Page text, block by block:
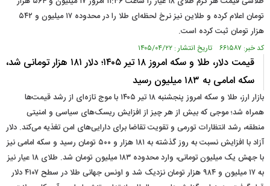
تومان اعلام کرده و طلاین نیز نرخ لحظه‌ای طلا را در محدوده ۱۷ میلیون و ۵۴۲
هزار تومان ثبت کرده است.
کد خبر: ۶۶۱۵۸۷ تاریخ انتشار : ۱۴۰۵/۰۴/۲۲
قیمت دلار، طلا و سکه امروز ۱۸ تیر ۱۴۰۵؛ دلار ۱۸۱ هزار تومانی شد،
سکه امامی به ۱۸۳ میلیون رسید
بازار ارز، طلا و سکه امروز پنجشنبه ۱۸ تیر ۱۴۰۵ با موج تازه‌ای از رشد قیمت‌ها
همراه شد؛ موجی که بیش از هر چیز از افزایش ریسک‌های سیاسی و امنیتی
منطقه، رشد انتظارات تورمی و تقویت تقاضا برای دارایی‌های امن تغذیه می‌کند. دلار
آزاد با افزایش نسبت به روز گذشته به ۱۸۱ هزار و ۵۰۰ تومان رسید و سکه امامی نیز
با جهش یک میلیون تومانی، وارد محدوده ۱۸۳ میلیون تومان شد. طلای ۱۸ عیار نیز
به ۱۷ میلیون و ۹۸۴ هزار تومان نزدیک شد و اونس جهانی طلا در سطح ۴۱۰۷ دلار